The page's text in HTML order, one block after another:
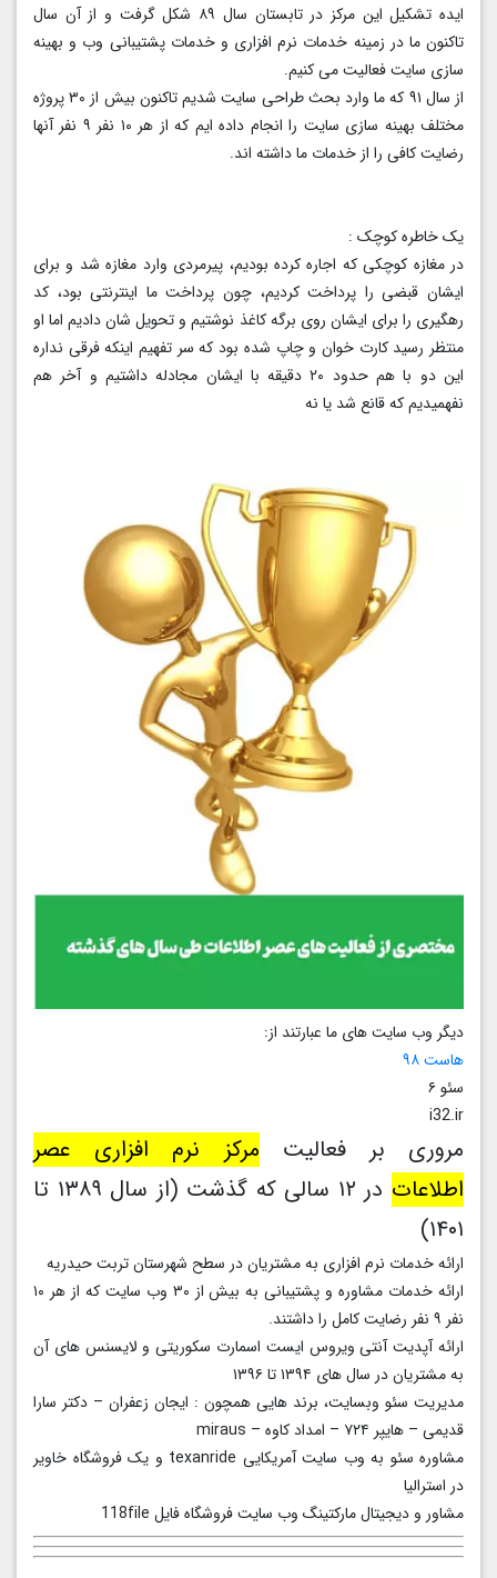
ایده تشکیل این مرکز در تابستان سال ۸۹ شکل گرفت و از آن سال
تاکنون ما در زمینه خدمات نرم‌ افزاری و خدمات پشتیبانی وب و بهینه
سازی سایت فعالیت می کنیم.
از سال ۹۱ که ما وارد بحث طراحی‌ سایت شدیم تاکنون بیش از ۳۰ پروژه
مختلف بهینه سازی سایت را انجام داده ایم که از هر ۱۰ نفر ۹ نفر آنها
رضایت کافی را از خدمات ما داشته اند.
یک خاطره کوچک :
در مغازه کوچکی که اجاره کرده بودیم، پیرمردی وارد مغازه شد و برای
ایشان قبضی را پرداخت کردیم، چون پرداخت ما اینترنتی بود، کد
رهگیری را برای ایشان روی برگه کاغذ نوشتیم و تحویل شان دادیم اما او
منتظر رسید کارت خوان و چاپ شده بود که سر تفهیم اینکه فرقی نداره
این دو با هم حدود ۲۰ دقیقه با ایشان مجادله داشتیم و آخر هم
نفهمیدیم که قانع شد یا نه
دیگر وب سایت های ما عبارتند از:
هاست ۹۸
سئو ۶
i32.ir
مروری بر فعالیت
مرکز نرم افزاری عصر
اطلاعات
در ۱۲ سالی که گذشت (از سال ۱۳۸۹ تا
۱۴۰۱)
ارائه خدمات نرم افزاری به مشتریان در سطح شهرستان تربت حیدریه
ارائه خدمات مشاوره و پشتیبانی به بیش از ۳۰ وب سایت که از هر ۱۰
نفر ۹ نفر رضایت کامل را داشتند.
ارائه آپدیت آنتی ویروس ایست اسمارت سکوریتی و لایسنس های آن
به مشتریان در سال های ۱۳۹۴ تا ۱۳۹۶
مدیریت سئو وبسایت، برند هایی همچون : ایجان زعفران – دکتر سارا
قدیمی – هایپر ۷۲۴ – امداد کاوه – miraus
مشاوره سئو به وب سایت آمریکایی texanride و یک فروشگاه خاویر
در استرالیا
مشاور و دیجیتال مارکتینگ وب سایت فروشگاه فایل 118file